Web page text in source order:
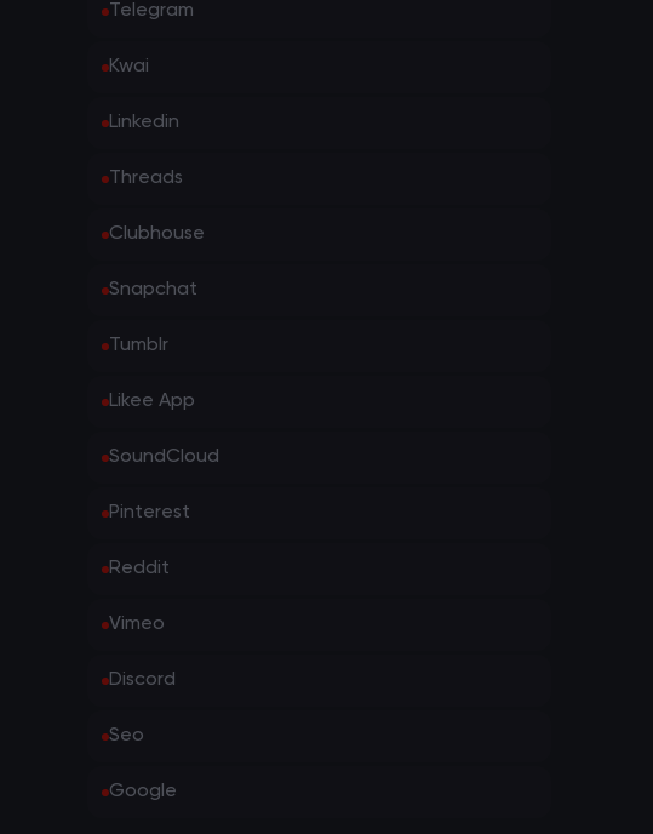
Telegram
Kwai
Linkedin
Threads
Clubhouse
Snapchat
Tumblr
Likee App
SoundCloud
Pinterest
Reddit
Vimeo
Discord
Seo
Google